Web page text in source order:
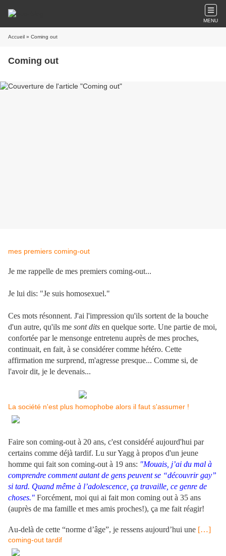
MENU
Accueil » Coming out
Coming out
mes premiers coming-out
Je me rappelle de mes premiers coming-out...
Je lui dis: "Je suis homosexuel."
Ces mots résonnent. J'ai l'impression qu'ils sortent de la bouche
d'un autre, qu'ils me sont dits en quelque sorte. Une partie de moi,
confortée par le mensonge entretenu auprès de mes proches,
continuait, en fait, à se considérer comme hétéro. Cette
affirmation me surprend, m'agresse presque... Comme si, de
l'avoir dit, je le devenais...
La société n'est plus homophobe alors il faut s'assumer !
Faire son coming-out à 20 ans, c'est considéré aujourd'hui par
certains comme déjà tardif. Lu sur Yagg à propos d'un jeune
homme qui fait son coming-out à 19 ans: "Mouais, j’ai du mal à
comprendre comment autant de gens peuvent se “découvrir gay”
si tard. Quand même à l’adolescence, ça travaille, ce genre de
choses." Forcément, moi qui ai fait mon coming out à 35 ans
(auprès de ma famille et mes amis proches!), ça me fait réagir!
Au-delà de cette “norme d’âge”, je ressens aujourd’hui une […]
coming-out tardif